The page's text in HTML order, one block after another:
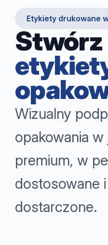
Etykiety drukowane
Stwórz
Wizualny
opakowania w
premium, w
dostosowane
dostarczone.